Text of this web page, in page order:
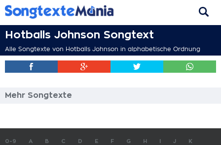
Hotballs Johnson Songtext
Alle Songtexte von Hotballs Johnson in alphabetische Ordnung
Mehr Songtexte
0-9 A B C D E F G H J
K